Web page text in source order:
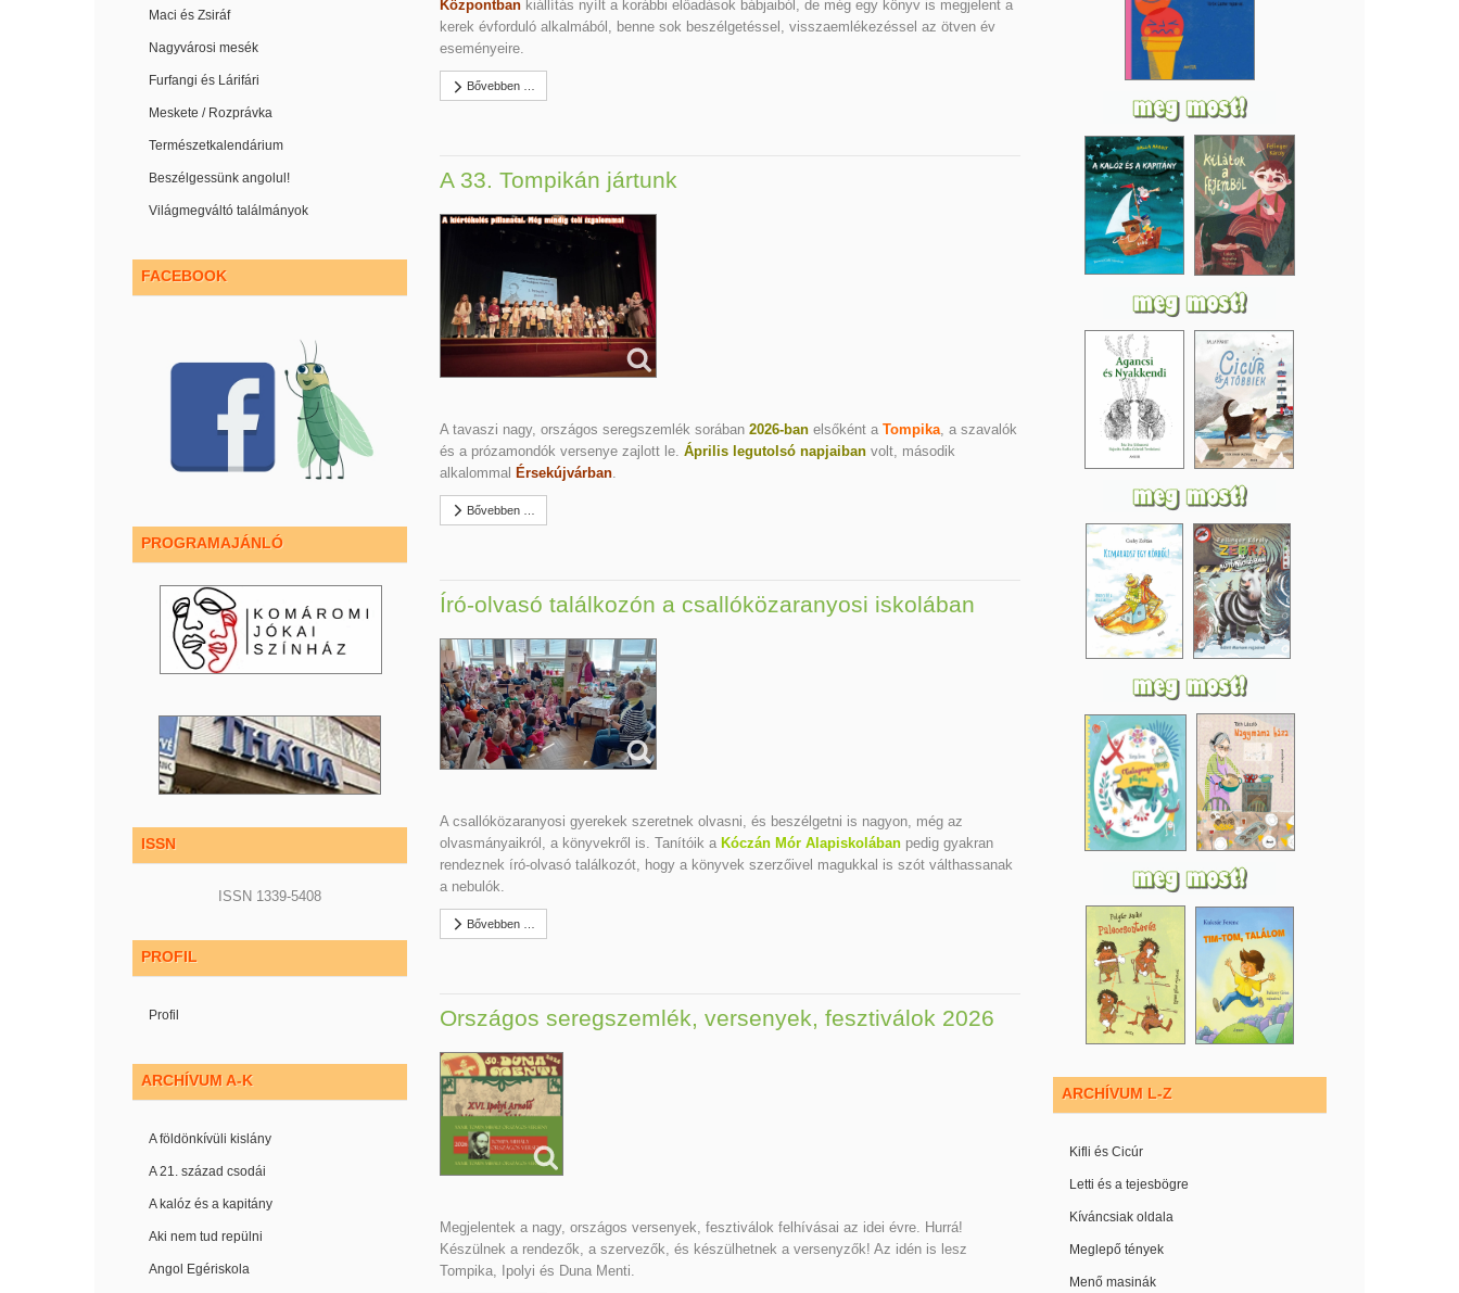
Központbankiállítás nyílt a korábbi előadások bábjaiból, de még egy könyv is megjelent a
kerek évforduló alkalmából, benne sok beszélgetéssel, visszaemlékezéssel az ötven év
eseményeire.
Bővebben …
A 33. Tompikán jártunk
A tavaszi nagy, országos seregszemlék sorában 2026-banelsőként a Tompika, a szavalók
és a prózamondók versenye zajlott le. Április legutolsó napjaibanvolt, második
alkalommal Érsekújvárban.
Bővebben …
Író-olvasó találkozón a csallóközaranyosi iskolában
A csallóközaranyosi gyerekek szeretnek olvasni, és beszélgetni is nagyon, még az
olvasmányaikról, a könyvekről is. Tanítóik a Kóczán Mór Alapiskolábanpedig gyakran
rendeznek író-olvasó találkozót, hogy a könyvek szerzőivel magukkal is szót válthassanak
a nebulók.
Bővebben …
Országos seregszemlék, versenyek, fesztiválok 2026
Megjelentek a nagy, országos versenyek, fesztiválok felhívásai az idei évre. Hurrá!
Készülnek a rendezők, a szervezők, és készülhetnek a versenyzők! Az idén is lesz
Tompika, Ipolyi és Duna Menti.
Maci és Zsiráf
Nagyvárosi mesék
Furfangi és Lárifári
Meskete / Rozprávka
Természetkalendárium
Beszélgessünk angolul!
Világmegváltó találmányok
FACEBOOK
PROGRAMAJÁNLÓ
ISSN
ISSN 1339-5408
PROFIL
Profil
ARCHÍVUM A-K
A földönkívüli kislány
A 21. század csodái
A kalóz és a kapitány
Aki nem tud repülni
Angol Egériskola
ARCHÍVUM L-Z
Kifli és Cicúr
Letti és a tejesbögre
Kíváncsiak oldala
Meglepő tények
Menő masinák